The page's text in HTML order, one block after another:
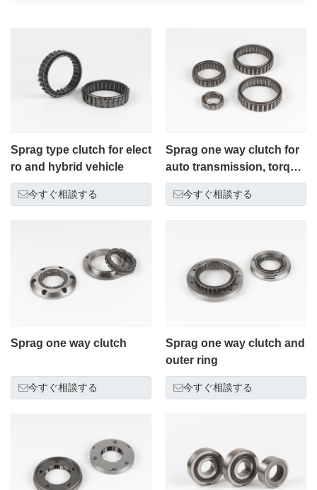
Sprag type clutch for elect
ro and hybrid vehicle
今すぐ相談する
Sprag one way clutch for
auto transmission, torque
converter, motorcycle eng
ine
今すぐ相談する
Sprag one way clutch
今すぐ相談する
Sprag one way clutch and
outer ring
今すぐ相談する